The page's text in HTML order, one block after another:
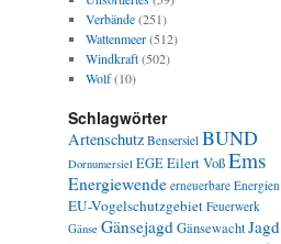
Verbände(251)
Wattenmeer(512)
Windkraft(502)
Wolf(10)
Schlagwörter
Artenschutz Bensersiel BUND
Dornumersiel EGEEilert VoßEms
Energiewende erneuerbare Energien
EU-Vogelschutzgebiet Feuerwerk
Gänse GänsejagdGänsewachtJagd